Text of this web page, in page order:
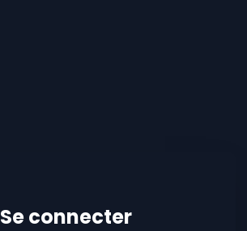
Se connecter